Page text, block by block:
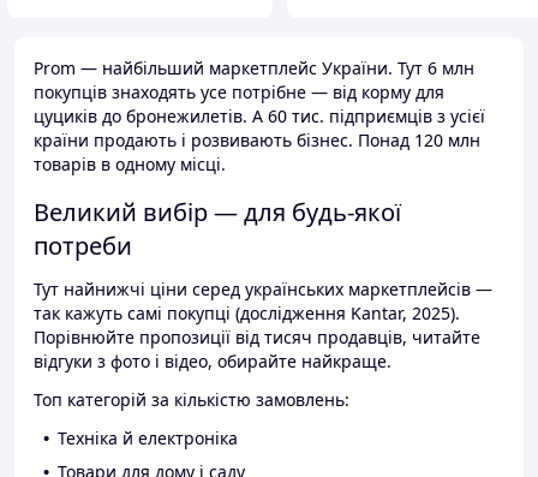
Prom — найбільший маркетплейс України. Тут 6 млн
покупців знаходять усе потрібне — від корму для
цуциків до бронежилетів. А 60 тис. підприємців з усієї
країни продають і розвивають бізнес. Понад 120 млн
товарів в одному місці.
Великий вибір — для будь-якої
потреби
Тут найнижчі ціни серед українських маркетплейсів —
так кажуть самі покупці (дослідження Kantar, 2025).
Порівнюйте пропозиції від тисяч продавців, читайте
відгуки з фото і відео, обирайте найкраще.
Топ категорій за кількістю замовлень:
Техніка й електроніка
Товари для дому і саду